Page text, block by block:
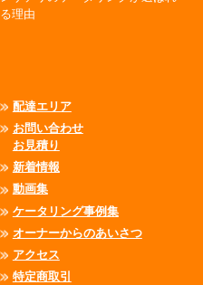
る理由
配達エリア
お問い合わせ
お見積り
新着情報
動画集
ケータリング事例集
オーナーからのあいさつ
アクセス
特定商取引